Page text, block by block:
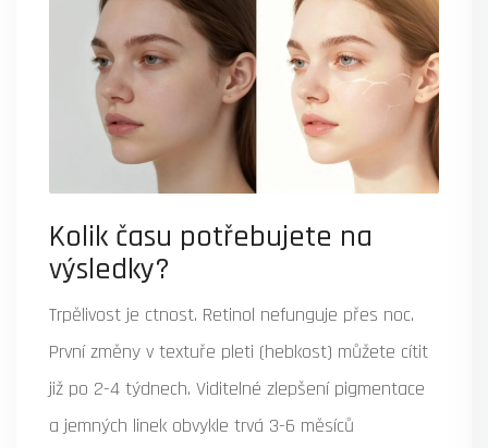
Kolik času potřebujete na
výsledky?
Trpělivost je ctnost. Retinol nefunguje přes noc.
První změny v textuře pleti (hebkost) můžete cítit
již po 2-4 týdnech. Viditelné zlepšení pigmentace
a jemných linek obvykle trvá 3-6 měsíců